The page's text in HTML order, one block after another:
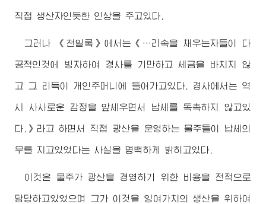
직접 생산자인듯한 인상을 주고있다.
그러나 《천일록》에서는《…리속을 채우는자들이 다
공적인것에 빙자하여 경사를 기만하고 세금을 바치지 않
고 그 리득이 개인주머니에 들어가고있다. 경사에서는 역
시 사사로운 감정을 앞세우면서 납세를 독촉하지 않고있
다.》라고 하면서 직접 광산을 운영하는 물주들이 납세의
무를 지고있었다는 사실을 명백하게 밝히고있다.
이것은 물주가 광산을 경영하기 위한 비용을 전적으로
담당하고있었으며 그가 이것을 잉여가치의 생산을 위하여